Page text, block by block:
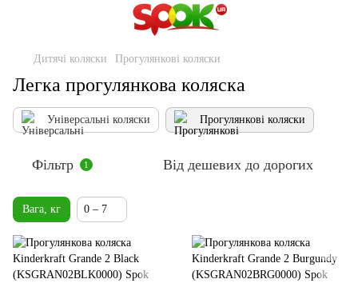
Дитячі коляски Прогулянкові коляски
Легка прогулянкова коляска
Універсальні коляски Прогулянкові коляски
Фільтр 1 Від дешевих до дорогих
Вага, кг 0 – 7